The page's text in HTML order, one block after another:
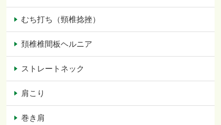
むち打ち（頸椎捻挫）
頚椎椎間板ヘルニア
ストレートネック
肩こり
巻き肩